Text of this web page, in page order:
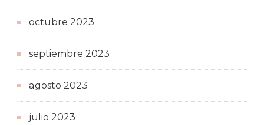
octubre 2023
septiembre 2023
agosto 2023
julio 2023